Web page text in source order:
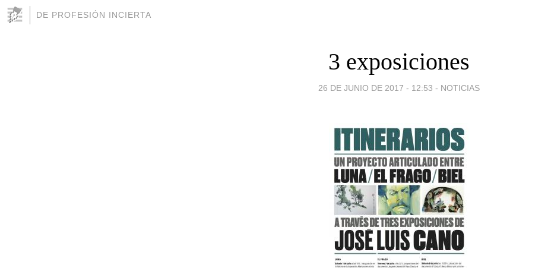
DE PROFESIÓN INCIERTA
3 exposiciones
26 DE JUNIO DE 2017 - 12:53 - NOTICIAS